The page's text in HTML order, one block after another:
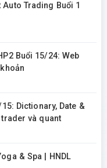
Auto Trading Buổi 1
Buổi 15/24: Web
Dictionary, Date &
và quant
& Spa | HNDL